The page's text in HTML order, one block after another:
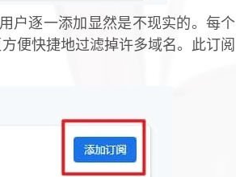
户逐一添加显然是不现实的。每个
便快捷地过滤掉许多域名。此订阅